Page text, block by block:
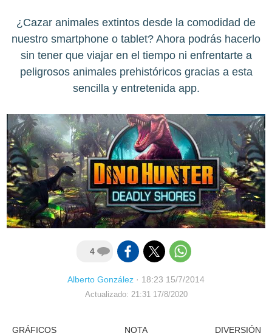
¿Cazar animales extintos desde la comodidad de
nuestro smartphone o tablet? Ahora podrás hacerlo
sin tener que viajar en el tiempo ni enfrentarte a
peligrosos animales prehistóricos gracias a esta
sencilla y entretenida app.
4
Alberto González · 18:23 15/7/2014
Actualizado: 21:31 17/8/2020
GRÁFICOS NOTA DIVERSIÓN